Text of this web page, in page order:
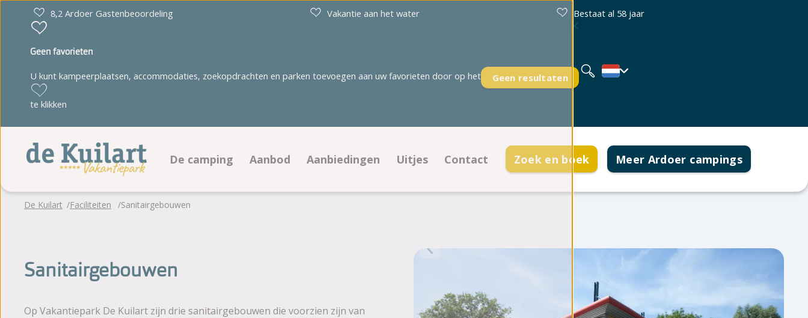
8,2 Ardoer Gastenbeoordeling Vakantie aan het water Bestaat al 58 jaar
Geen resultaten
Geen favorieten
U kunt kampeerplaatsen, accommodaties, zoekopdrachten en parken toevoegen aan uw favorieten door op het
te klikken
English
De camping
Faciliteiten
Beoordelingen
Aanbod
Kampeerplaatsen
Aanbiedingen
Aanbiedingen kampeerplaatsen
Uitjes Contact
Contactinformatie
Zoek en boek Meer Ardoer campings
De Kuilart Faciliteiten Sanitairgebouwen
Sanitairgebouwen
Op Vakantiepark De Kuilart zijn drie sanitairgebouwen die voorzien zijn van